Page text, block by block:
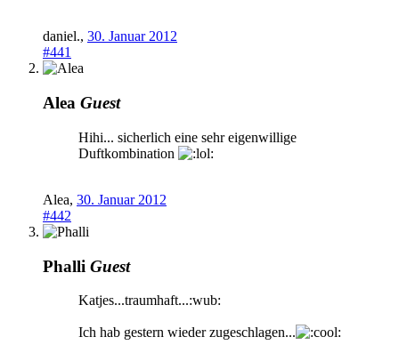
daniel., 30. Januar 2012
#441
Alea Guest
Hihi... sicherlich eine sehr eigenwillige
Duftkombination
Alea, 30. Januar 2012
#442
Phalli Guest
Katjes...traumhaft...:wub:
Ich hab gestern wieder zugeschlagen...